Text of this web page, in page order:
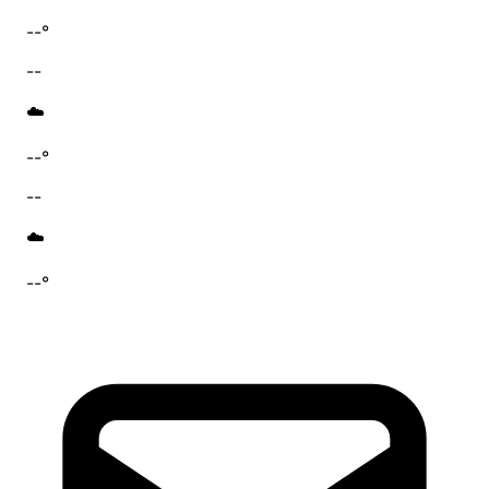
--°
--
☁️
--°
--
☁️
--°